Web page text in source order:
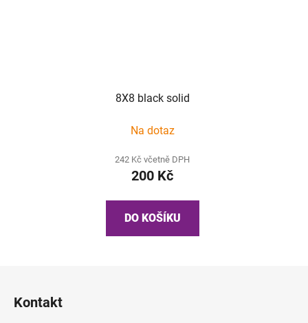
8X8 black solid
Na dotaz
242 Kč včetně DPH
200 Kč
DO KOŠÍKU
Kontakt